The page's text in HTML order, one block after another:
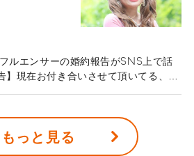
は「さまざまな選択肢がある世界」。
することも、公表せずに胸の内にとど
れであっていいという。そう思った
ートがLGBTQを公表する意義につい
ルエンサーの婚約報告がSNS上で話
】現在お付き合いさせて頂いてる、男
のは、2022年の3月に性転換手術を受
りの元男子インフルエンサー、Meiさ
ジェンダー女性として生活してきた彼
もっと見る